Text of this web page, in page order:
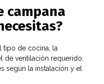
campana
tipo de cocina, la
de ventilación requerido.
según la instalación y el